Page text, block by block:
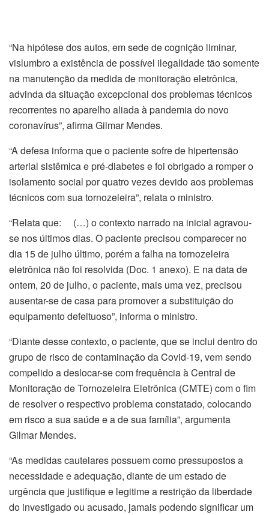
“Na hipótese dos autos, em sede de cognição liminar,
vislumbro a existência de possível ilegalidade tão somente
na manutenção da medida de monitoração eletrônica,
advinda da situação excepcional dos problemas técnicos
recorrentes no aparelho aliada à pandemia do novo
coronavírus”, afirma Gilmar Mendes.
“A defesa informa que o paciente sofre de hipertensão
arterial sistêmica e pré-diabetes e foi obrigado a romper o
isolamento social por quatro vezes devido aos problemas
técnicos com sua tornozeleira”, relata o ministro.
“Relata que: (…) o contexto narrado na inicial agravou-
se nos últimos dias. O paciente precisou comparecer no
dia 15 de julho último, porém a falha na tornozeleira
eletrônica não foi resolvida (Doc. 1 anexo). E na data de
ontem, 20 de julho, o paciente, mais uma vez, precisou
ausentar-se de casa para promover a substituição do
equipamento defeituoso”, informa o ministro.
“Diante desse contexto, o paciente, que se inclui dentro do
grupo de risco de contaminação da Covid-19, vem sendo
compelido a deslocar-se com frequência à Central de
Monitoração de Tornozeleira Eletrônica (CMTE) com o fim
de resolver o respectivo problema constatado, colocando
em risco a sua saúde e a de sua família”, argumenta
Gilmar Mendes.
“As medidas cautelares possuem como pressupostos a
necessidade e adequação, diante de um estado de
urgência que justifique e legitime a restrição da liberdade
do investigado ou acusado, jamais podendo significar um